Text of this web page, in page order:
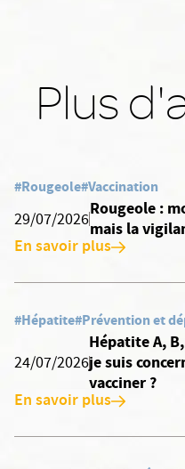
Plus
#Rougeole#Vaccination
29/07/2026
Rougeole :
mais la
En savoir plus
#Hépatite#Prévention et
24/07/2026
Hépatite A,
je suis
vacciner ?
En savoir plus